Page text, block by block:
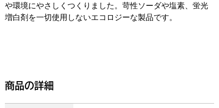
や環境にやさしくつくりました。苛性ソーダや塩素、蛍光
増白剤を一切使用しないエコロジーな製品です。
商品の詳細